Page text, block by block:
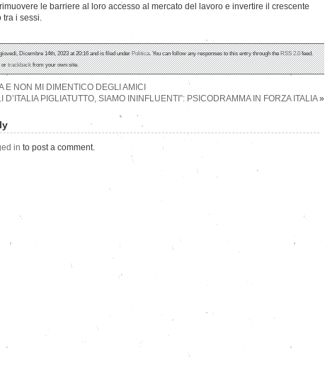
le barriere al loro accesso al mercato del lavoro e invertire il crescente
tra i sessi.
Dicembre 14th, 2023 at 20:16 and is filed underPolitica. You can follow any responses to this entry through theRSS 2.0feed.
ortrackbackfrom your own site.
E NON MI DIMENTICO DEGLI AMICI
D’ITALIA PIGLIATUTTO, SIAMO ININFLUENTI”: PSICODRAMMA IN FORZA ITALIA»
in to post a comment.